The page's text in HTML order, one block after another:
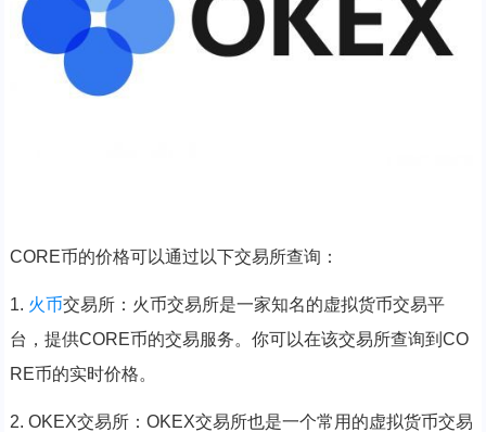
CORE币的价格可以通过以下交易所查询：
1. 火币交易所：火币交易所是一家知名的虚拟货币交易平
台，提供CORE币的交易服务。你可以在该交易所查询到CO
RE币的实时价格。
2. OKEX交易所：OKEX交易所也是一个常用的虚拟货币交易